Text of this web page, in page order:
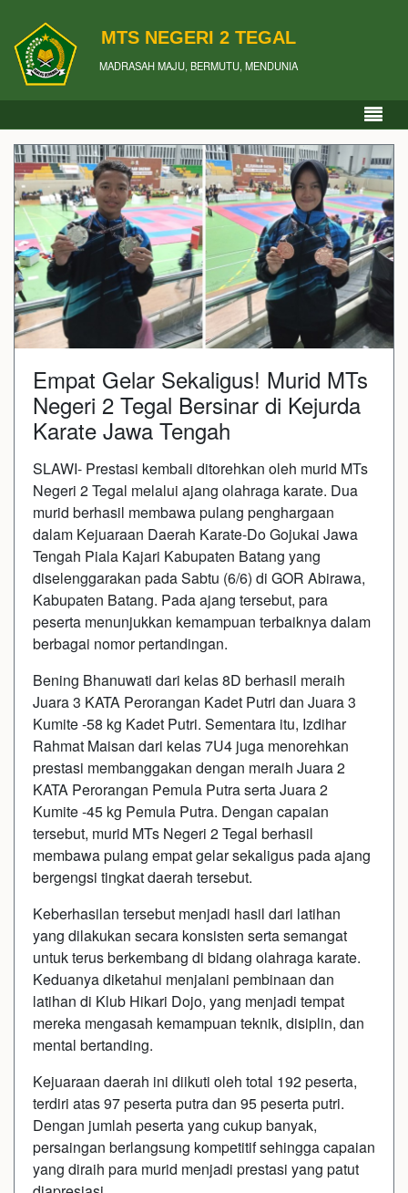
MTS NEGERI 2 TEGAL
MADRASAH MAJU, BERMUTU, MENDUNIA
Empat Gelar Sekaligus! Murid MTs
Negeri 2 Tegal Bersinar di Kejurda
Karate Jawa Tengah
SLAWI- Prestasi kembali ditorehkan oleh murid MTs
Negeri 2 Tegal melalui ajang olahraga karate. Dua
murid berhasil membawa pulang penghargaan
dalam Kejuaraan Daerah Karate-Do Gojukai Jawa
Tengah Piala Kajari Kabupaten Batang yang
diselenggarakan pada Sabtu (6/6) di GOR Abirawa,
Kabupaten Batang. Pada ajang tersebut, para
peserta menunjukkan kemampuan terbaiknya dalam
berbagai nomor pertandingan.
Bening Bhanuwati dari kelas 8D berhasil meraih
Juara 3 KATA Perorangan Kadet Putri dan Juara 3
Kumite -58 kg Kadet Putri. Sementara itu, Izdihar
Rahmat Maisan dari kelas 7U4 juga menorehkan
prestasi membanggakan dengan meraih Juara 2
KATA Perorangan Pemula Putra serta Juara 2
Kumite -45 kg Pemula Putra. Dengan capaian
tersebut, murid MTs Negeri 2 Tegal berhasil
membawa pulang empat gelar sekaligus pada ajang
bergengsi tingkat daerah tersebut.
Keberhasilan tersebut menjadi hasil dari latihan
yang dilakukan secara konsisten serta semangat
untuk terus berkembang di bidang olahraga karate.
Keduanya diketahui menjalani pembinaan dan
latihan di Klub Hikari Dojo, yang menjadi tempat
mereka mengasah kemampuan teknik, disiplin, dan
mental bertanding.
Kejuaraan daerah ini diikuti oleh total 192 peserta,
terdiri atas 97 peserta putra dan 95 peserta putri.
Dengan jumlah peserta yang cukup banyak,
persaingan berlangsung kompetitif sehingga capaian
yang diraih para murid menjadi prestasi yang patut